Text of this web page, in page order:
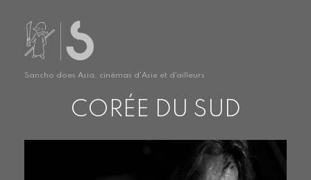
Sancho does Asia, cinémas d'Asie et d'ailleurs
CORÉE DU SUD